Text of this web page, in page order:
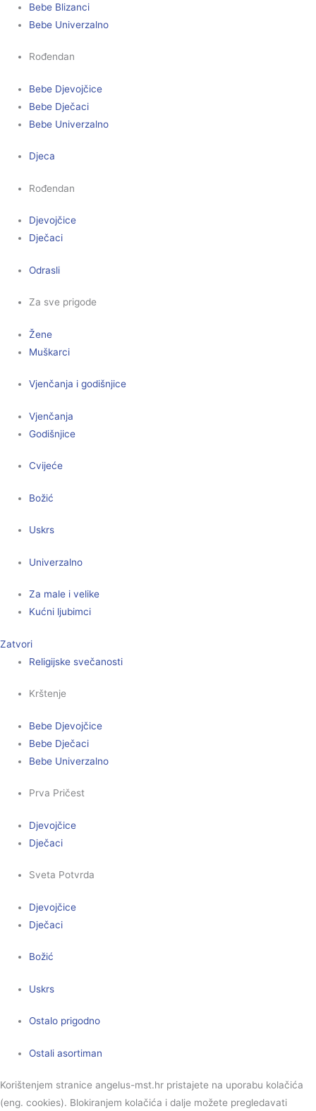
Bebe Blizanci
Bebe Univerzalno
Rođendan
Bebe Djevojčice
Bebe Dječaci
Bebe Univerzalno
Djeca
Rođendan
Djevojčice
Dječaci
Odrasli
Za sve prigode
Žene
Muškarci
Vjenčanja i godišnjice
Vjenčanja
Godišnjice
Cvijeće
Božić
Uskrs
Univerzalno
Za male i velike
Kućni ljubimci
Zatvori
Religijske svečanosti
Krštenje
Bebe Djevojčice
Bebe Dječaci
Bebe Univerzalno
Prva Pričest
Djevojčice
Dječaci
Sveta Potvrda
Djevojčice
Dječaci
Božić
Uskrs
Ostalo prigodno
Ostali asortiman
Korištenjem stranice angelus-mst.hr pristajete na uporabu kolačića
(eng. cookies). Blokiranjem kolačića i dalje možete pregledavati